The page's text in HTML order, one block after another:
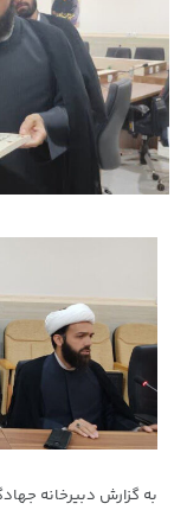
به گزارش دبیرخانه